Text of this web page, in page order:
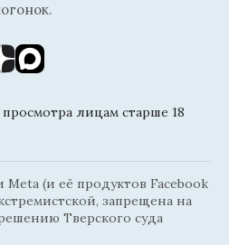
лицам старше 18
(и её продуктов Facebook
запрещена на
Тверского суда